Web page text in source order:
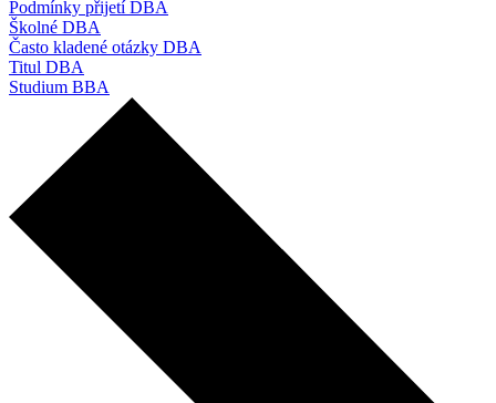
Podmínky přijetí DBA
Školné DBA
Často kladené otázky DBA
Titul DBA
Studium BBA